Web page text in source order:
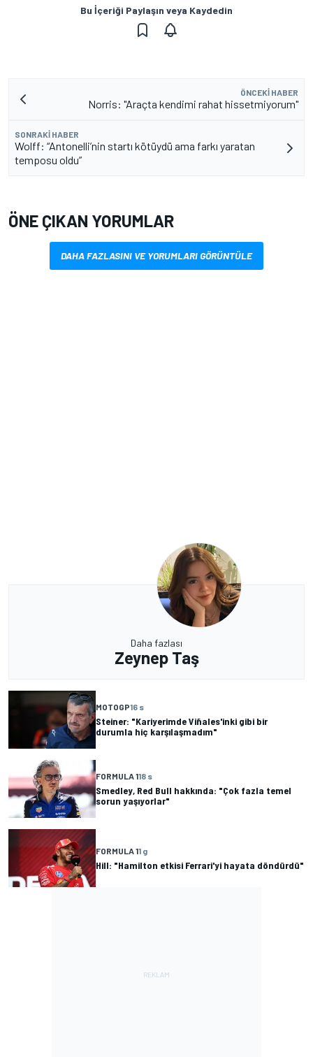
Bu İçeriği Paylaşın veya Kaydedin
ÖNCEKI HABER
Norris: "Araçta kendimi rahat hissetmiyorum"
SONRAKI HABER
Wolff: “Antonelli’nin startı kötüydü ama farkı yaratan
temposu oldu”
ÖNE ÇIKAN YORUMLAR
DAHA FAZLASINI VE YORUMLARI GÖRÜNTÜLE
Daha fazlası
Zeynep Taş
MOTOGP16 s
Steiner: "Kariyerimde Viñales'inki gibi bir
durumla hiç karşılaşmadım"
FORMULA 118 s
Smedley, Red Bull hakkında: "Çok fazla temel
sorun yaşıyorlar"
FORMULA 11 g
Hill: "Hamilton etkisi Ferrari'yi hayata döndürdü"